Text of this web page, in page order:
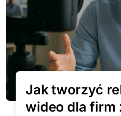
Jak tworzyć
wideo dla firm